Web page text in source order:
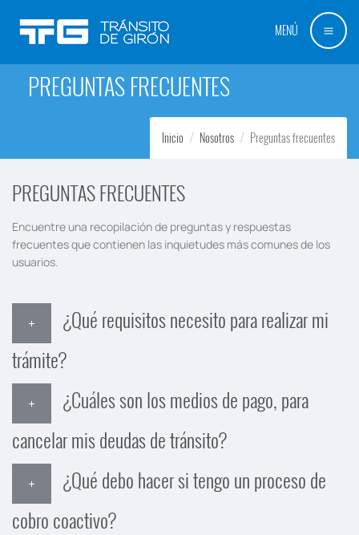
MENÚ
PREGUNTAS FRECUENTES
Inicio Nosotros Preguntas frecuentes
PREGUNTAS FRECUENTES
Encuentre una recopilación de preguntas y respuestas
frecuentes que contienen las inquietudes más comunes de los
usuarios.
¿Qué requisitos necesito para realizar mi
trámite?
¿Cuáles son los medios de pago, para
cancelar mis deudas de tránsito?
¿Qué debo hacer si tengo un proceso de
cobro coactivo?